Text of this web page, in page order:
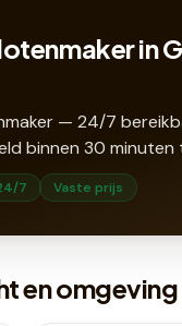
in
— 24/7
binnen 30 minuten
7 Vaste prijs
en omgeving